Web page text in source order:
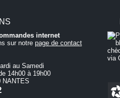
internet
sur notre page de contact
au Samedi
14h00 à 19h00
NANTES